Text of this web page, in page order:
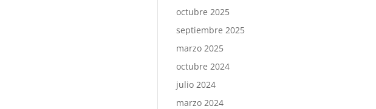
octubre 2025
septiembre 2025
marzo 2025
octubre 2024
julio 2024
marzo 2024